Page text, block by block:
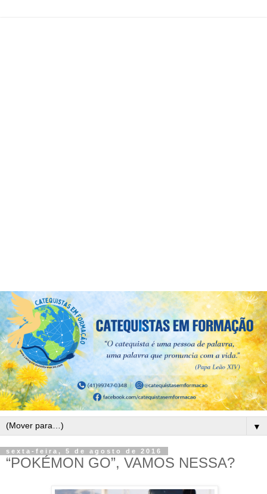
▼
sexta-feira, 5 de agosto de 2016
“POKÉMON GO”, VAMOS NESSA?